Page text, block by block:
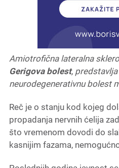
Amiotrofična lateralna
Gerigova bolest,
neurodegenerativnu bolest
Reč je o stanju kod kojeg
propadanja nervnih ćelija
što vremenom dovodi do
kasnijim fazama,